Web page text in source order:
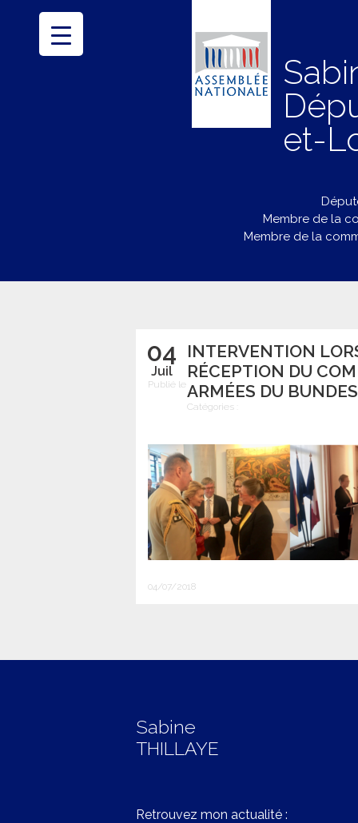
et-
Membre de la
Membre de la
04
Juil
INTERVENTION
RÉCEPTION DU
ARMÉES DU
Catégories :
Publié le
04/07/2018
Sabine
THILLAYE
Retrouvez mon actualité :